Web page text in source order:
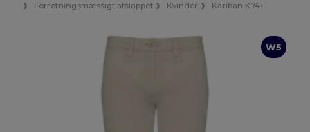
Forretningsmæssigt afslappet
Kvinder Kariban K741
W5